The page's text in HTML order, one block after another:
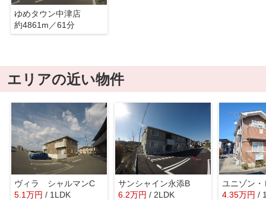
ゆめタウン中津店
約4861m／61分
エリアの近い物件
ヴィラ シャルマンC
5.1万円 / 1LDK
サンシャイン永添B
6.2万円 / 2LDK
ユニゾン
4.35万円 /